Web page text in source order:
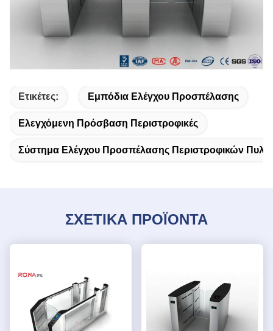
Ετικέτες: Εμπόδια Ελέγχου Προσπέλασης
Ελεγχόμενη Πρόσβαση Περιστροφικές
Σύστημα Ελέγχου Προσπέλασης Περιστροφικών
ΣΧΕΤΙΚΑ ΠΡΟΪΟΝΤΑ